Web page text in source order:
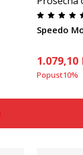
Speedo
1.079,10
Popust10%